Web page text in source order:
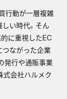
行動が一層複雑
い時代。そん
的に重視したEC
ながった企業
発行や通販事業
式会社ハルメク